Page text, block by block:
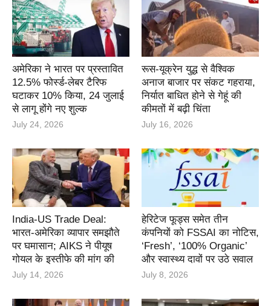
अमेरिका ने भारत पर प्रस्तावित
12.5% फोर्स्ड-लेबर टैरिफ
घटाकर 10% किया, 24 जुलाई
से लागू होंगे नए शुल्क
July 24, 2026
रूस-यूक्रेन युद्ध से वैश्विक
अनाज बाजार पर संकट गहराया,
निर्यात बाधित होने से गेहूं की
कीमतों में बढ़ी चिंता
July 16, 2026
India-US Trade Deal:
भारत-अमेरिका व्यापार समझौते
पर घमासान; AIKS ने पीयूष
गोयल के इस्तीफे की मांग की
July 14, 2026
हेरिटेज फूड्स समेत तीन
कंपनियों को FSSAI का नोटिस,
‘Fresh’, ‘100% Organic’
और स्वास्थ्य दावों पर उठे सवाल
July 8, 2026